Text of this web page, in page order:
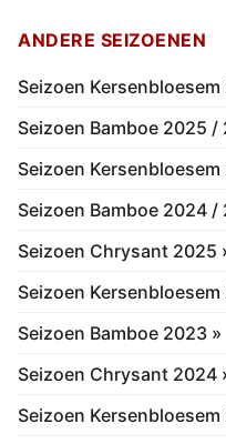
ANDERE SEIZOENEN
Seizoen Kersenbloesem
Seizoen Bamboe 2025 /
Seizoen Kersenbloesem
Seizoen Bamboe 2024 /
Seizoen Chrysant 2025
Seizoen Kersenbloesem
Seizoen Bamboe 2023 »
Seizoen Chrysant 2024
Seizoen Kersenbloesem